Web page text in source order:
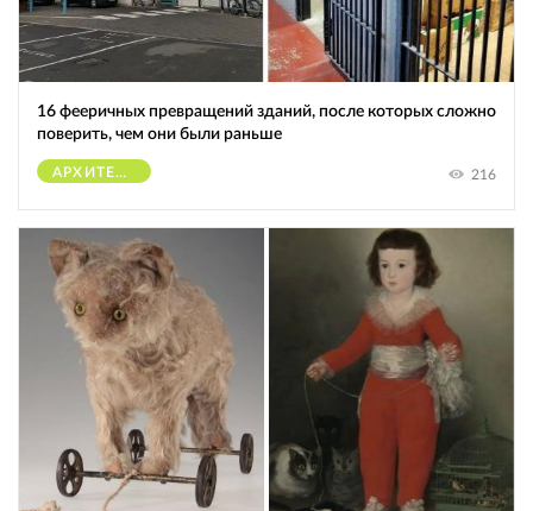
16 фееричных превращений зданий, после которых сложно
поверить, чем они были раньше
АРХИТЕКТУРА 216